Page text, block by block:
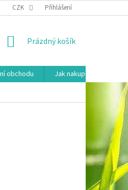
OBCHODU MOJE OBJEDNÁVKA
CZK Přihlášení
NÁKUPNÍ
Prázdný košík
obchodu Jak nakupovat